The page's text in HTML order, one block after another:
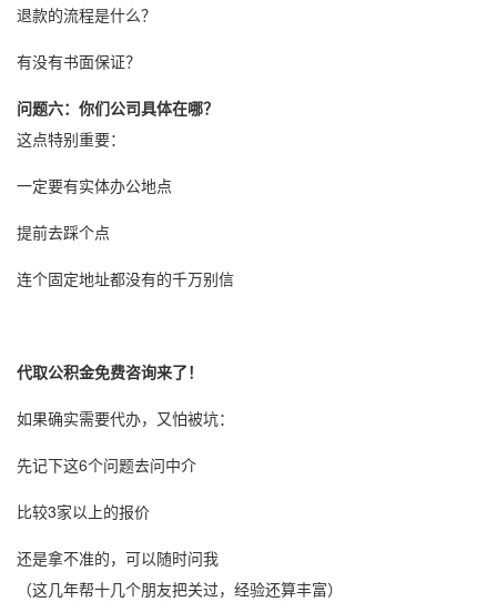
退款的流程是什么？
有没有书面保证？
问题六：你们公司具体在哪？
这点特别重要：
一定要有实体办公地点
提前去踩个点
连个固定地址都没有的千万别信
代取公积金免费咨询来了！
如果确实需要代办，又怕被坑：
先记下这6个问题去问中介
比较3家以上的报价
还是拿不准的，可以随时问我
（这几年帮十几个朋友把关过，经验还算丰富）